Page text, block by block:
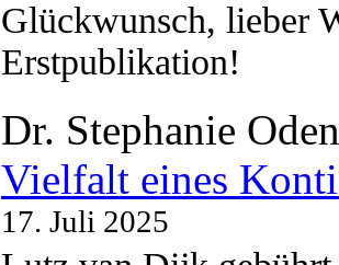
Glückwunsch, lieber
Erstpublikation!
Dr. Stephanie
Vielfalt eines
17. Juli 2025